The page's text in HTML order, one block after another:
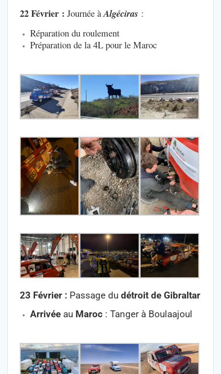
22 Février : Journée à Algéciras :
Réparation du roulement
Préparation de la 4L pour le Maroc
23 Février : Passage du détroit de Gibraltar
Arrivée au Maroc : Tanger à Boulaajoul